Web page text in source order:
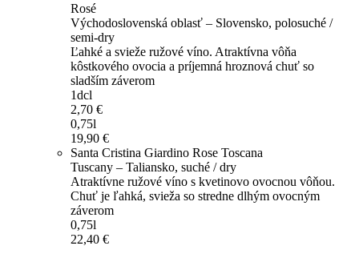
Rosé
Východoslovenská oblasť – Slovensko, polosuché /
semi-dry
Ľahké a svieže ružové víno. Atraktívna vôňa
kôstkového ovocia a príjemná hroznová chuť so
sladším záverom
1dcl
2,70 €
0,75l
19,90 €
Santa Cristina Giardino Rose Toscana
Tuscany – Taliansko, suché / dry
Atraktívne ružové víno s kvetinovo ovocnou vôňou.
Chuť je ľahká, svieža so stredne dlhým ovocným
záverom
0,75l
22,40 €